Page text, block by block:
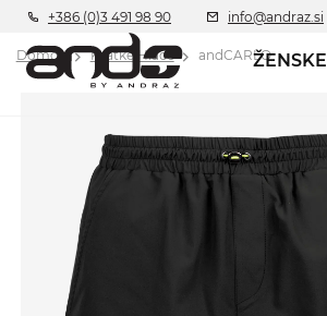
+386 (0)3 491 98 90 info@andraz.si
ŽENSKE
Domov Kratke Hlače andCARLO